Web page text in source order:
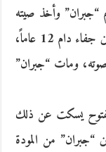
“جبران” وأخذ صيته
في الامتداد، تنكر له “الريحاني”، فكان بين الاثنين جفاء دام 12 عاماً،
ومات “جبران”
يسكت عن ذلك
“جبران” من المودة